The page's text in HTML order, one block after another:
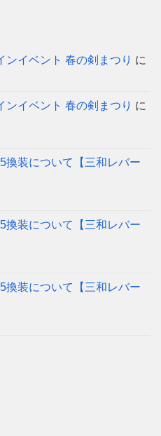
イベント 春の剣まつり に
イベント 春の剣まつり に
換装について【三和レバー
換装について【三和レバー
換装について【三和レバー